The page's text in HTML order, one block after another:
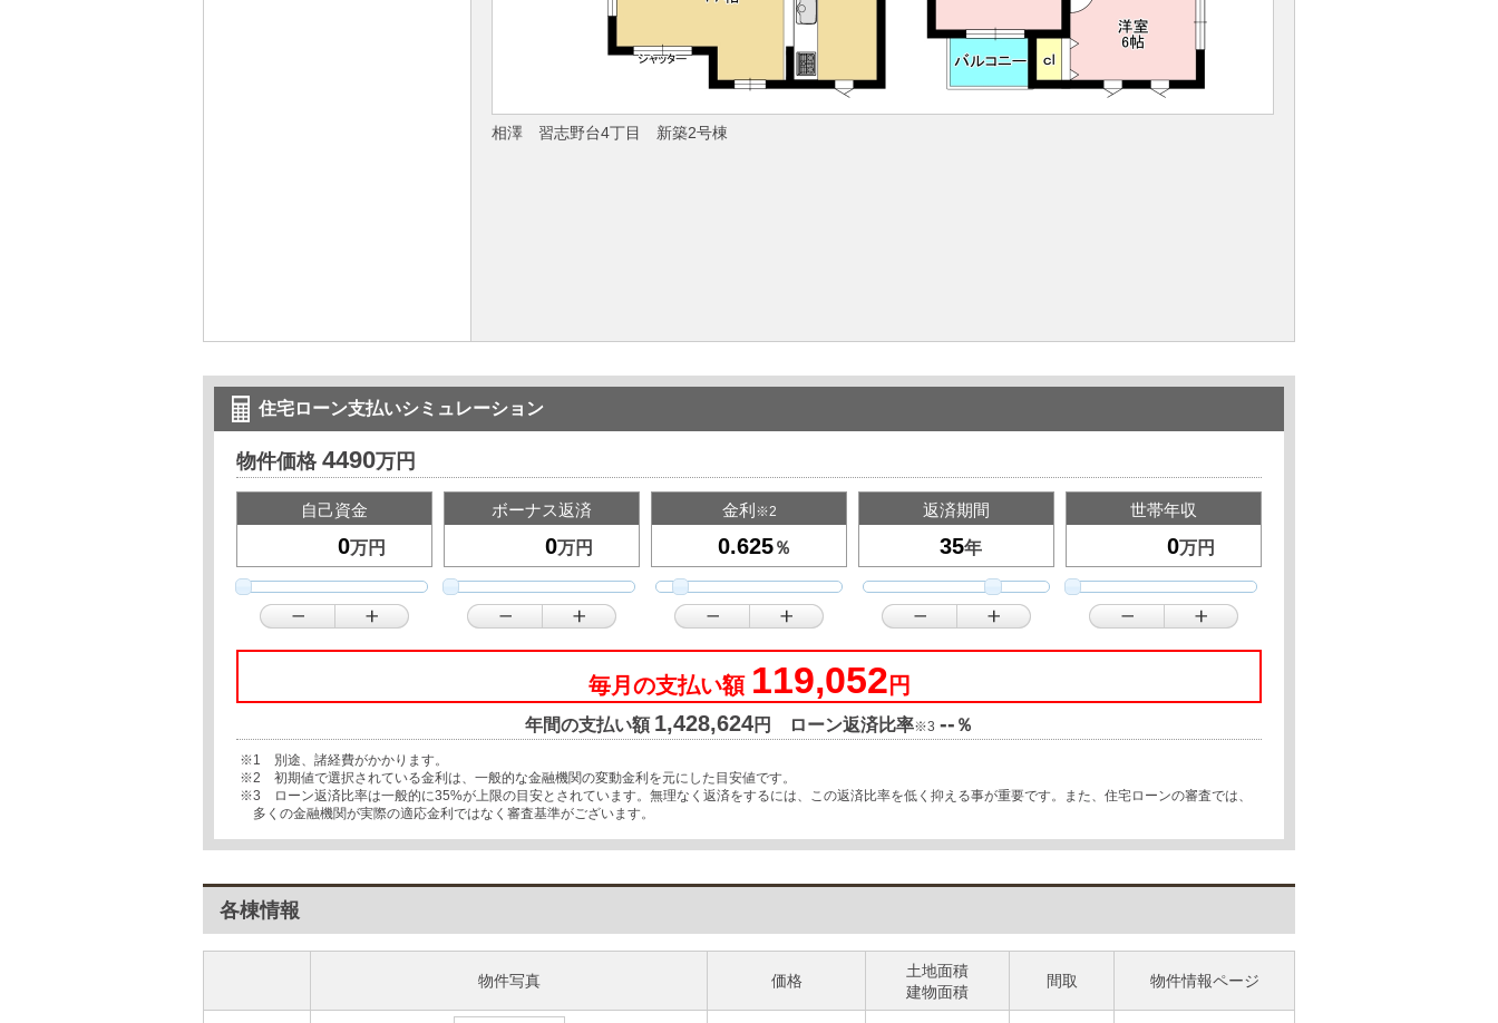
相澤 習志野台4丁目 新築2号棟
住宅ローン支払いシミュレーション
物件価格 4490万円
自己資金
万円
ボーナス返済
万円
金利 ※2
％
返済期間
年
世帯年収
万円
毎月の支払い額 119,052 円
年間の支払い額 1,428,624円 ローン返済比率※3 -- ％
※1 別途、諸経費がかかります。
※2 初期値で選択されている金利は、一般的な金融機関の変動金利を元にした目安値です。
※3 ローン返済比率は一般的に35%が上限の目安とされています。無理なく返済をするには、この返済比率を低く抑える事が重要です。また、住宅ローンの審査では、
多くの金融機関が実際の適応金利ではなく審査基準がございます。
各棟情報
物件写真 価格
土地面積
建物面積
間取 物件情報ページ